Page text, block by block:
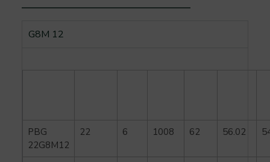
G8M 12
PBG
22G8M12
22 6 1008 62 56.02